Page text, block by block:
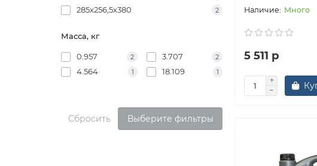
285х256,5х380 2
Масса, кг
0.957 2 3.707 2
4.564 1 18.109 1
Сбросить Выберите фильтры
Много
5 511 р